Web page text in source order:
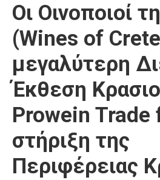
Οι Οινοποιοί
(Wines of
μεγαλύτερη
Έκθεση
Prowein Trade
στήριξη της
Περιφέρειας